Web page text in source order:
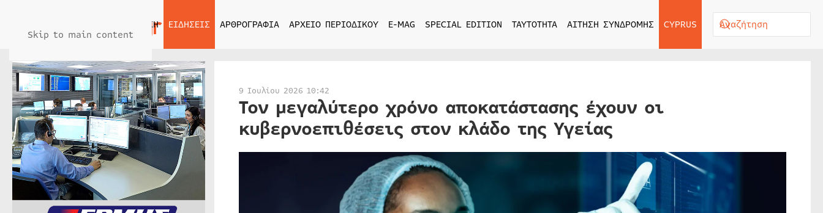
Skip to main content
ΑΡΧΙΚΗ ΕΙΔΗΣΕΙΣ ΑΡΘΡΟΓΡΑΦΙΑ ΑΡΧΕΙΟ ΠΕΡΙΟΔΙΚΟΥ E-MAG SPECIAL EDITION ΤΑΥΤΟΤΗΤΑ ΑΙΤΗΣΗ ΣΥΝΔΡΟΜΗΣ CYPRUS
9 Ιουλίου 2026 10:42
Τον μεγαλύτερο χρόνο αποκατάστασης έχουν οι
κυβερνοεπιθέσεις στον κλάδο της Υγείας